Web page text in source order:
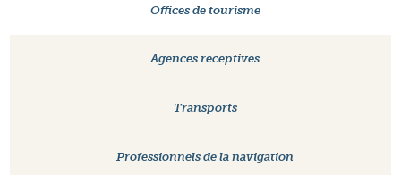
Offices de tourisme
Agences receptives
Transports
Professionnels de la navigation